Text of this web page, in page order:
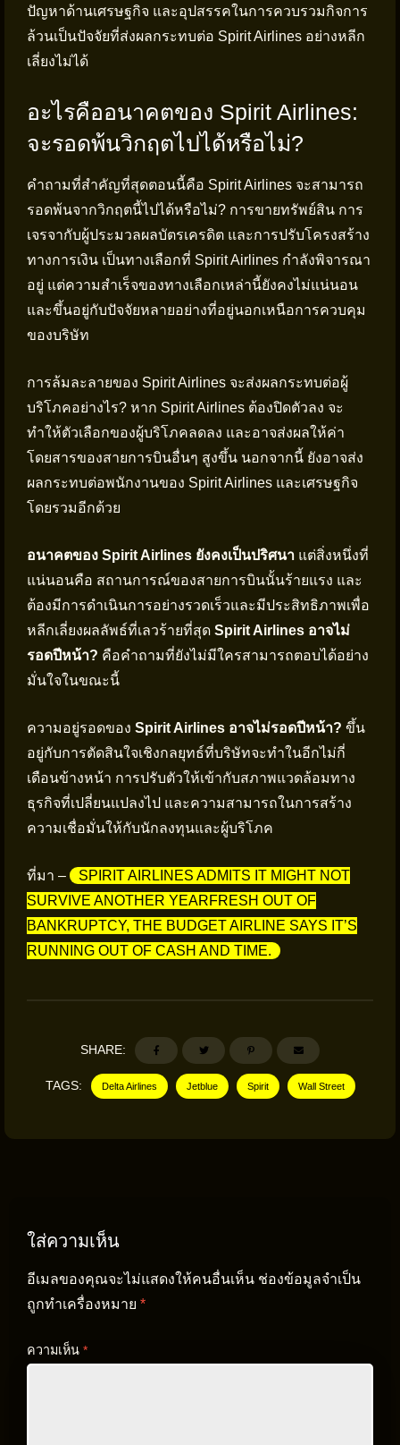
ปัญหาด้านเศรษฐกิจ และอุปสรรคในการควบรวมกิจการ
ล้วนเป็นปัจจัยที่ส่งผลกระทบต่อ Spirit Airlines อย่างหลีก
เลี่ยงไม่ได้
อะไรคืออนาคตของ Spirit Airlines:
จะรอดพ้นวิกฤตไปได้หรือไม่?
คำถามที่สำคัญที่สุดตอนนี้คือ Spirit Airlines จะสามารถ
รอดพ้นจากวิกฤตนี้ไปได้หรือไม่? การขายทรัพย์สิน การ
เจรจากับผู้ประมวลผลบัตรเครดิต และการปรับโครงสร้าง
ทางการเงิน เป็นทางเลือกที่ Spirit Airlines กำลังพิจารณา
อยู่ แต่ความสำเร็จของทางเลือกเหล่านี้ยังคงไม่แน่นอน
และขึ้นอยู่กับปัจจัยหลายอย่างที่อยู่นอกเหนือการควบคุม
ของบริษัท
การล้มละลายของ Spirit Airlines จะส่งผลกระทบต่อผู้
บริโภคอย่างไร? หาก Spirit Airlines ต้องปิดตัวลง จะ
ทำให้ตัวเลือกของผู้บริโภคลดลง และอาจส่งผลให้ค่า
โดยสารของสายการบินอื่นๆ สูงขึ้น นอกจากนี้ ยังอาจส่ง
ผลกระทบต่อพนักงานของ Spirit Airlines และเศรษฐกิจ
โดยรวมอีกด้วย
อนาคตของ Spirit Airlines ยังคงเป็นปริศนา แต่สิ่งหนึ่งที่
แน่นอนคือ สถานการณ์ของสายการบินนั้นร้ายแรง และ
ต้องมีการดำเนินการอย่างรวดเร็วและมีประสิทธิภาพเพื่อ
หลีกเลี่ยงผลลัพธ์ที่เลวร้ายที่สุด Spirit Airlines อาจไม่
รอดปีหน้า? คือคำถามที่ยังไม่มีใครสามารถตอบได้อย่าง
มั่นใจในขณะนี้
ความอยู่รอดของ Spirit Airlines อาจไม่รอดปีหน้า? ขึ้น
อยู่กับการตัดสินใจเชิงกลยุทธ์ที่บริษัทจะทำในอีกไม่กี่
เดือนข้างหน้า การปรับตัวให้เข้ากับสภาพแวดล้อมทาง
ธุรกิจที่เปลี่ยนแปลงไป และความสามารถในการสร้าง
ความเชื่อมั่นให้กับนักลงทุนและผู้บริโภค
ที่มา –
SPIRIT AIRLINES ADMITS IT MIGHT NOT
SURVIVE ANOTHER YEARFRESH OUT OF
BANKRUPTCY, THE BUDGET AIRLINE SAYS IT’S
RUNNING OUT OF CASH AND TIME.
SHARE:
TAGS: Delta Airlines Jetblue Spirit Wall Street
ใส่ความเห็น
อีเมลของคุณจะไม่แสดงให้คนอื่นเห็น ช่องข้อมูลจำเป็น
ถูกทำเครื่องหมาย *
ความเห็น *